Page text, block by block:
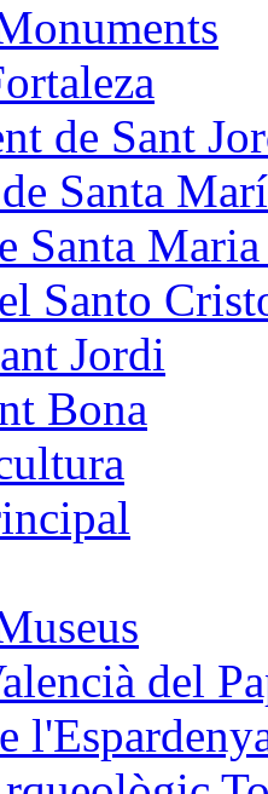
de Sant
Santa
Santa
Santo
Jordi
Bona
del